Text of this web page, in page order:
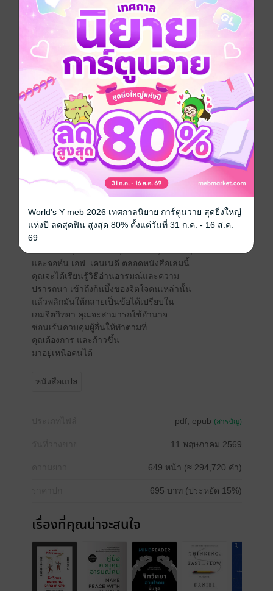
ควบคุมเพื่อกุมความได้เปรียบ
เพราะทุกความปรารถนาคืออาวุธ
มนุษย์
ถูกขับเคลื่อน
ด้วยแรงปรารถนา
นั่นคือกฎทางธรรมชาติ
ที่ไม่ว่าใครก็มิอาจต้านทานได้
และผู้ใดที่รู้จักใช้มันเป็นเครื่องมือ
ผู้นั้นย่อมอยู่เหนือผู้อื่นอย่างแท้จริง
การล่อลวงจิตใจคืออำนาจอันแยบคาย
และละเอียดอ่อน หนังสือเล่มนี้จะพาคุณไป
สำรวจนักล่อลวง 9 ประเภท พร้อมทั้งมอบ
24 กลยุทธ์ทางจิตวิทยาที่จะช่วยสร้างแรงดึงดูด
โน้มน้าวจิตใจ และครอบงำเป้าหมายให้ตกอยู่ใต้
อำนาจโดยไม่รู้ตัว บอกเล่าผ่านเรื่องราวของเหล่า
นักล่อลวงผู้ยิ่งใหญ่ในประวัติศาสตร์ ตัวอย่างเช่น
คลีโอพัตรา, จูเลียส ซีซาร์, นโปเลียน, หยางกุ้ยเฟย,
เอลวิส เพรสลีย์, มาริลิน มอนโร, เหมาเจ๋อตง,
และจอห์น เอฟ. เคนเนดี ตลอดหนังสือเล่มนี้
คุณจะได้เรียนรู้วิธีอ่านอารมณ์และความ
ปรารถนา เข้าถึงก้นบึ้งของจิตใจคนเหล่านั้น
แล้วพลิกมันให้กลายเป็นข้อได้เปรียบใน
เกมจิตวิทยา คุณจะสามารถใช้อำนาจ
ซ่อนเร้นควบคุมผู้อื่นให้ทำตามที่
คุณต้องการ และก้าวขึ้น
มาอยู่เหนือคนได้
หนังสือแปล
pdf, epub (สารบัญ)
11 พฤษภาคม 2569
649 หน้า (≈ 294,720 คำ)
695 บาท (ประหยัด 15%)
เรื่องที่คุณน่าจะสนใจ
World's Y meb 2026 เทศกาลนิยาย การ์ตูนวาย สุดยิ่งใหญ่
แห่งปี ลดสุดฟิน สูงสุด 80% ตั้งแต่วันที่ 31 ก.ค. - 16 ส.ค.
69